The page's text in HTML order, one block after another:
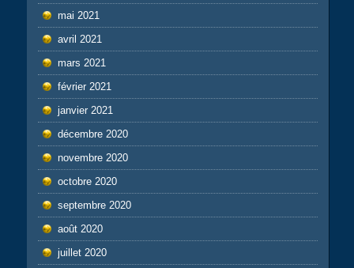
mai 2021
avril 2021
mars 2021
février 2021
janvier 2021
décembre 2020
novembre 2020
octobre 2020
septembre 2020
août 2020
juillet 2020